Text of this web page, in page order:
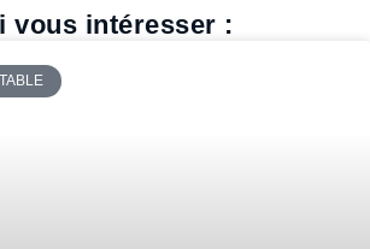
vous intéresser :